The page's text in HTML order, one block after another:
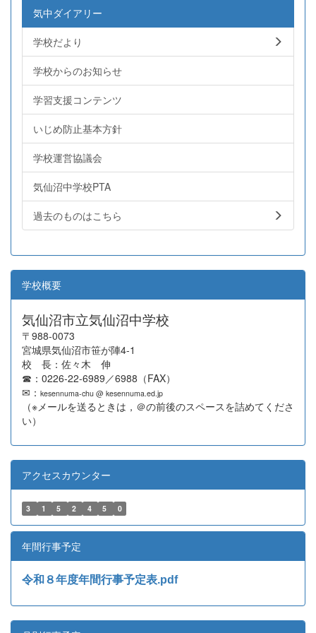
気中ダイアリー
学校だより
学校からのお知らせ
学習支援コンテンツ
いじめ防止基本方針
学校運営協議会
気仙沼中学校PTA
過去のものはこちら
学校概要
気仙沼市立気仙沼中学校
〒988-0073
宮城県気仙沼市笹が陣4-1
校 長：佐々木 伸
☎：0226-22-6989／6988（FAX）
✉： kesennuma-chu @ kesennuma.ed.jp
（※メールを送るときは，＠の前後のスペースを詰めてくださ
い）
アクセスカウンター
3 1 5 2 4 5 0
年間行事予定
令和８年度年間行事予定表.pdf